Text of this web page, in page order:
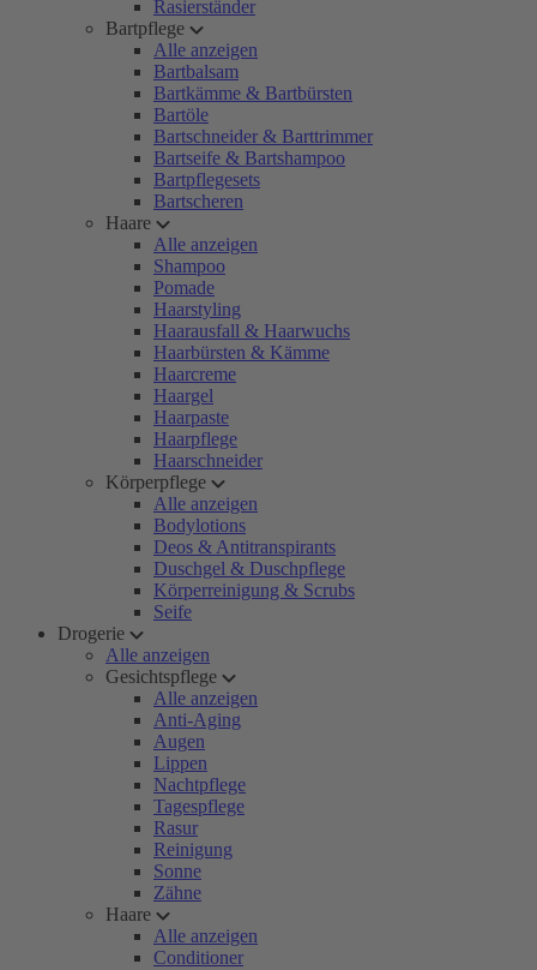
Rasierständer
Bartpflege
Alle anzeigen
Bartbalsam
Bartkämme & Bartbürsten
Bartöle
Bartschneider & Barttrimmer
Bartseife & Bartshampoo
Bartpflegesets
Bartscheren
Haare
Alle anzeigen
Shampoo
Pomade
Haarstyling
Haarausfall & Haarwuchs
Haarbürsten & Kämme
Haarcreme
Haargel
Haarpaste
Haarpflege
Haarschneider
Körperpflege
Alle anzeigen
Bodylotions
Deos & Antitranspirants
Duschgel & Duschpflege
Körperreinigung & Scrubs
Seife
Drogerie
Alle anzeigen
Gesichtspflege
Alle anzeigen
Anti-Aging
Augen
Lippen
Nachtpflege
Tagespflege
Rasur
Reinigung
Sonne
Zähne
Haare
Alle anzeigen
Conditioner